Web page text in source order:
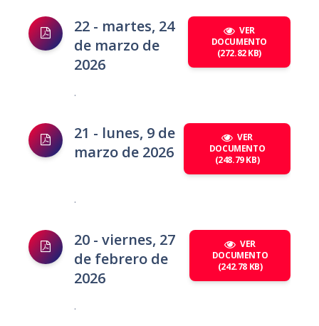
22 - martes, 24
de marzo de
2026
VER
DOCUMENTO
(272.82 KB)
.
21 - lunes, 9 de
marzo de 2026
VER
DOCUMENTO
(248.79 KB)
.
20 - viernes, 27
de febrero de
2026
VER
DOCUMENTO
(242.78 KB)
.